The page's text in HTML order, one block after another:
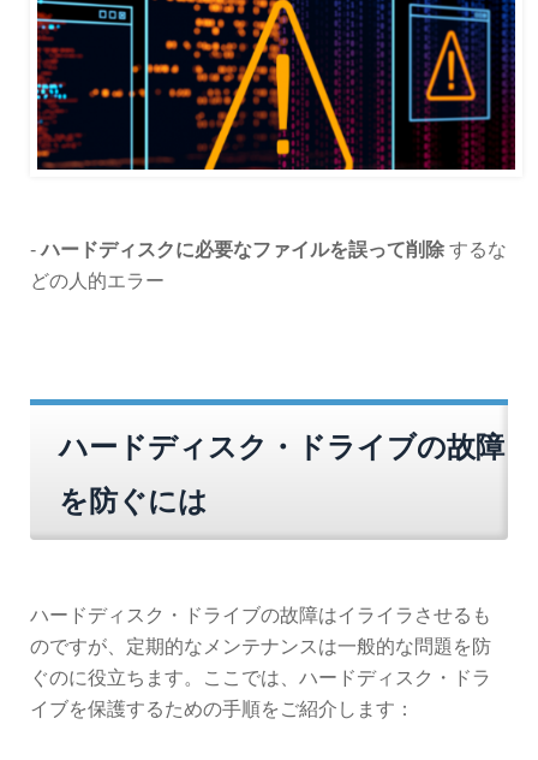
-ハードディスクに必要なファイルを誤って削除 するな
どの人的エラー
ハードディスク・ドライブの故障
を防ぐには
ハードディスク・ドライブの故障はイライラさせるも
のですが、定期的なメンテナンスは一般的な問題を防
ぐのに役立ちます。ここでは、ハードディスク・ドラ
イブを保護するための手順をご紹介します：